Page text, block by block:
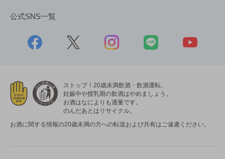
公式SNS一覧
ストップ！20歳未満飲酒・飲酒運転。
妊娠中や授乳期の飲酒はやめましょう。
お酒はなによりも適量です。
のんだあとはリサイクル。
お酒に関する情報の20歳未満の方への転送および共有はご遠慮ください。